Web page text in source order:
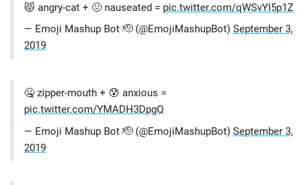
😾 angry-cat + 🤢 nauseated = pic.twitter.com/qWSvYI5p1Z
— Emoji Mashup Bot 🫡 (@EmojiMashupBot) September 3,
2019
🤐 zipper-mouth + 😰 anxious =
pic.twitter.com/YMADH3DpgQ
— Emoji Mashup Bot 🫡 (@EmojiMashupBot) September 3,
2019